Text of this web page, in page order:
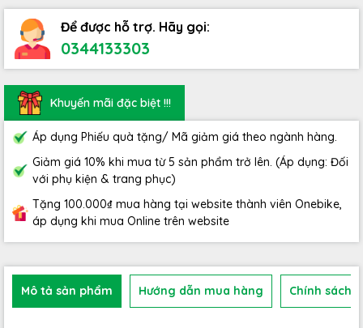
Để được hỗ trợ. Hãy gọi:
0344133303
Khuyến mãi đặc biệt !!!
Áp dụng Phiếu quà tặng/ Mã giảm giá theo ngành hàng.
Giảm giá 10% khi mua từ 5 sản phẩm trở lên. (Áp dụng: Đối
với phụ kiện & trang phục)
Tặng 100.000₫ mua hàng tại website thành viên Onebike,
áp dụng khi mua Online trên website
Mô tả sản phẩm Hướng dẫn mua hàng Chính sách